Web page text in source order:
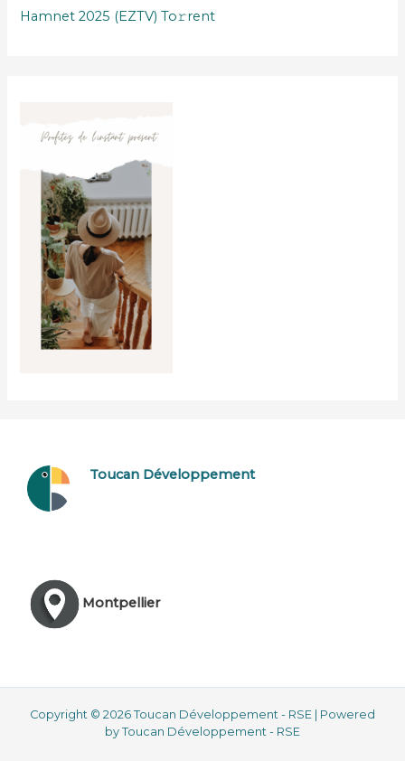
Hamnet 2025 (EZTV) To𝚛rent
Toucan Développement
Montpellier
Copyright © 2026 Toucan Développement - RSE | Powered
by Toucan Développement - RSE